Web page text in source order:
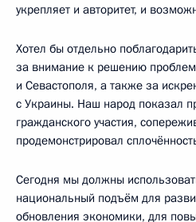
укрепляет и авторитет, и
Хотел бы отдельно
за внимание к решению
и Севастополя, а также за
с Украины. Наш народ показал
гражданского участия,
продемонстрировал
Сегодня мы должны
национальный подъём для
обновления экономики, для